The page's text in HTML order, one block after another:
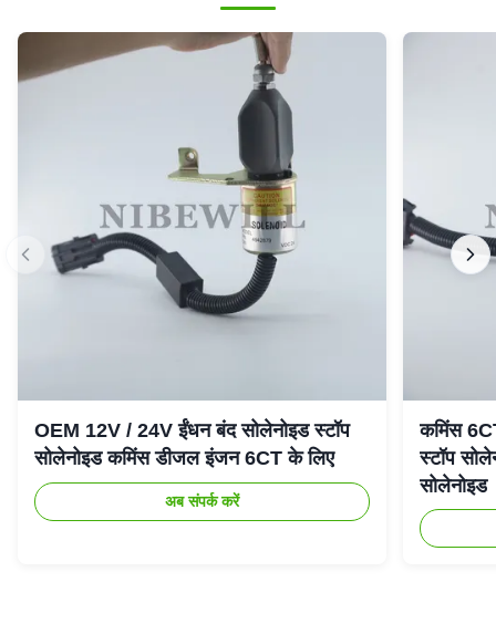
OEM 12V / 24V ईंधन बंद सोलेनोइड स्टॉप
सोलेनोइड कमिंस डीजल इंजन 6CT के लिए
अब संपर्क करें
कमिंस
स्टॉप
सोलेनोइड